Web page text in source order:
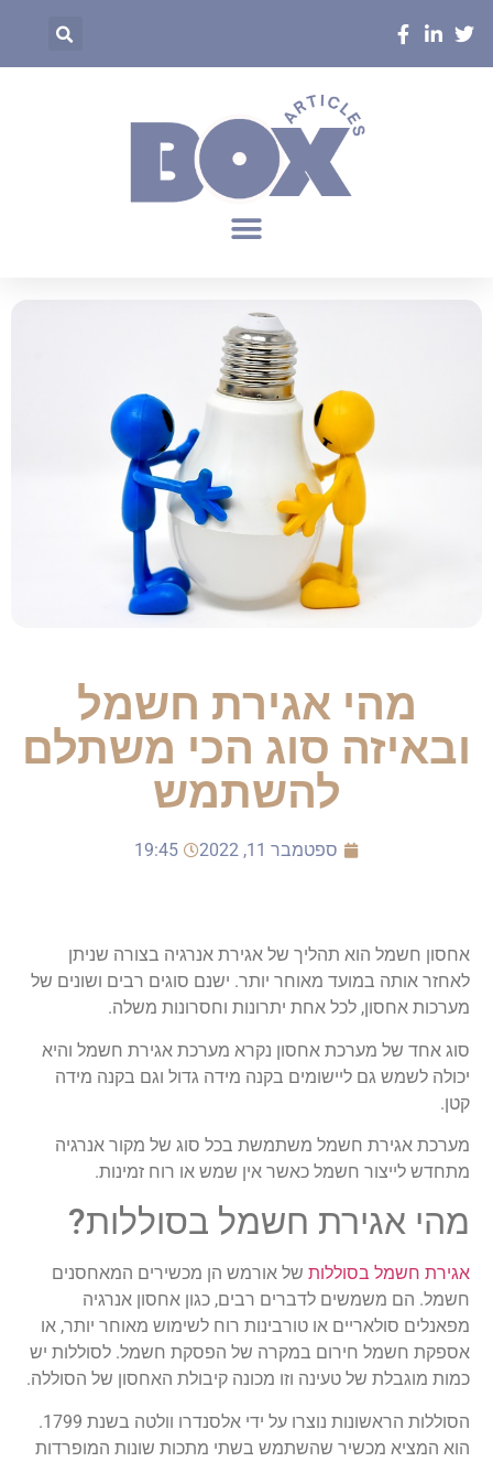
מהי אגירת חשמל
ובאיזה סוג הכי משתלם
להשתמש
ספטמבר 11, 2022 19:45
אחסון חשמל הוא תהליך של אגירת אנרגיה בצורה שניתן
לאחזר אותה במועד מאוחר יותר. ישנם סוגים רבים ושונים של
מערכות אחסון, לכל אחת יתרונות וחסרונות משלה.
סוג אחד של מערכת אחסון נקרא מערכת אגירת חשמל והיא
יכולה לשמש גם ליישומים בקנה מידה גדול וגם בקנה מידה
קטן.
מערכת אגירת חשמל משתמשת בכל סוג של מקור אנרגיה
מתחדש לייצור חשמל כאשר אין שמש או רוח זמינות.
מהי אגירת חשמל בסוללות?
אגירת חשמל בסוללות של אורמש הן מכשירים המאחסנים
חשמל. הם משמשים לדברים רבים, כגון אחסון אנרגיה
מפאנלים סולאריים או טורבינות רוח לשימוש מאוחר יותר, או
אספקת חשמל חירום במקרה של הפסקת חשמל. לסוללות יש
כמות מוגבלת של טעינה וזו מכונה קיבולת האחסון של הסוללה.
הסוללות הראשונות נוצרו על ידי אלסנדרו וולטה בשנת 1799.
הוא המציא מכשיר שהשתמש בשתי מתכות שונות המופרדות